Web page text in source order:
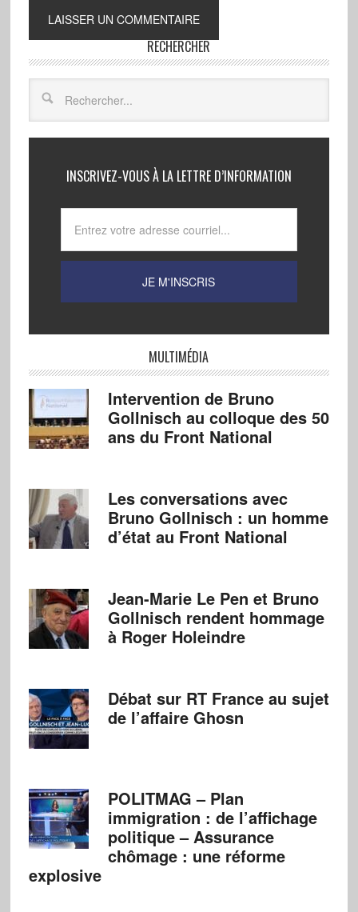
RECHERCHER
INSCRIVEZ-VOUS À LA LETTRE D’INFORMATION
MULTIMÉDIA
Intervention de Bruno
Gollnisch au colloque des 50
ans du Front National
Les conversations avec
Bruno Gollnisch : un homme
d’état au Front National
Jean-Marie Le Pen et Bruno
Gollnisch rendent hommage
à Roger Holeindre
Débat sur RT France au sujet
de l’affaire Ghosn
POLITMAG – Plan
immigration : de l’affichage
politique – Assurance
chômage : une réforme
explosive